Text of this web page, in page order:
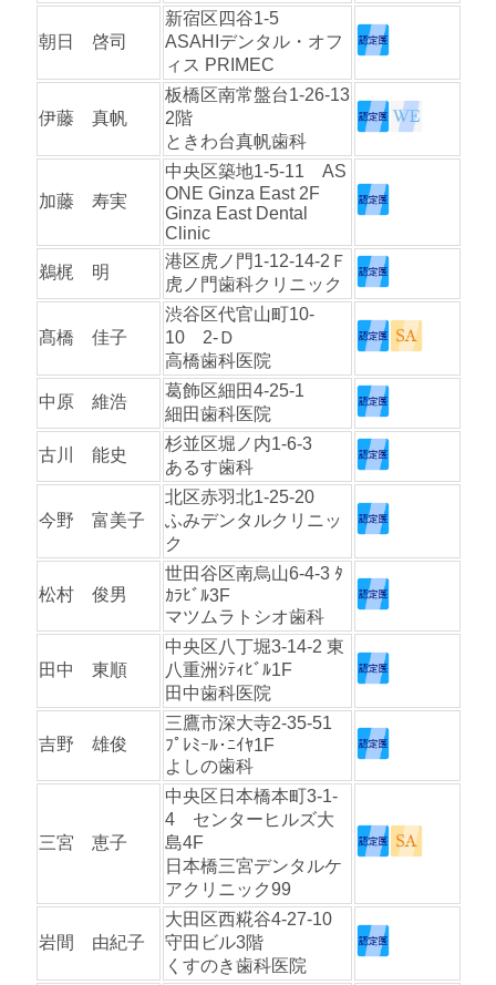
朝日 啓司
新宿区四谷1-5
ASAHIデンタル・オフ
ィス PRIMEC
伊藤 真帆
板橋区南常盤台1-26-13
2階
ときわ台真帆歯科
加藤 寿実
中央区築地1-5-11 AS
ONE Ginza East 2F
Ginza East Dental
Clinic
鵜梶 明
港区虎ノ門1-12-14-2Ｆ
虎ノ門歯科クリニック
髙橋 佳子
渋谷区代官山町10-
10 2-Ｄ
高橋歯科医院
中原 維浩
葛飾区細田4-25-1
細田歯科医院
古川 能史
杉並区堀ノ内1-6-3
あるす歯科
今野 富美子
北区赤羽北1-25-20
ふみデンタルクリニッ
ク
松村 俊男
世田谷区南烏山6-4-3 ﾀ
ｶﾗﾋﾞﾙ3F
マツムラトシオ歯科
田中 東順
中央区八丁堀3-14-2 東
八重洲ｼﾃｨﾋﾞﾙ1F
田中歯科医院
吉野 雄俊
三鷹市深大寺2-35-51
ﾌﾟﾚﾐｰﾙ･ﾆｲﾔ1F
よしの歯科
三宮 恵子
中央区日本橋本町3-1-
4 センターヒルズ大
島4F
日本橋三宮デンタルケ
アクリニック99
岩間 由紀子
大田区西糀谷4-27-10
守田ビル3階
くすのき歯科医院